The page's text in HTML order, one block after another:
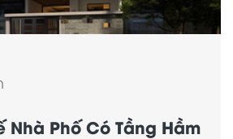
Nhà Phố Có Tầng Hầm